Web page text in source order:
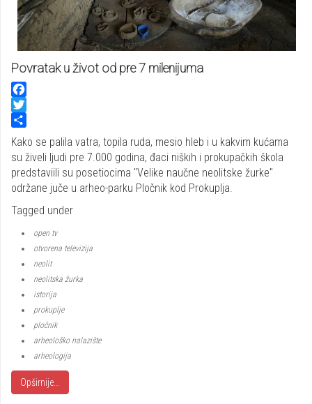
Povratak u život od pre 7 milenijuma
Facebook
Twitter
Share
Kako se palila vatra, topila ruda, mesio hleb i u kakvim kućama
su živeli ljudi pre 7.000 godina, đaci niških i prokupačkih škola
predstaviili su posetiocima "Velike naučne neolitske žurke"
održane juče u arheo-parku Pločnik kod Prokuplja.
Tagged under
open tv
otvorena televizija
neolit
neolitska žurka
istorija
prokuplje
pločnik
arheološko nalazište
arheologija
Opširnije...